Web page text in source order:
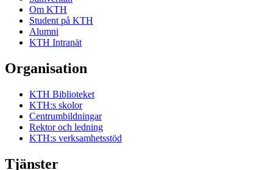
Om KTH
Student på KTH
Alumni
KTH Intranät
Organisation
KTH Biblioteket
KTH:s skolor
Centrumbildningar
Rektor och ledning
KTH:s verksamhetsstöd
Tjänster